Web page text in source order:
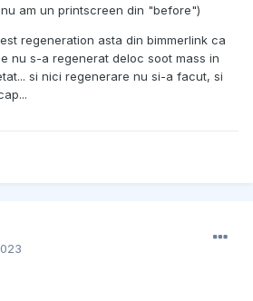
am un printscreen din "before")
regeneration asta din bimmerlink ca
nu s-a regenerat deloc soot mass in
si nici regenerare nu si-a facut, si